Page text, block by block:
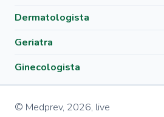
Dermatologista
Geriatra
Ginecologista
© Medprev, 2026, live